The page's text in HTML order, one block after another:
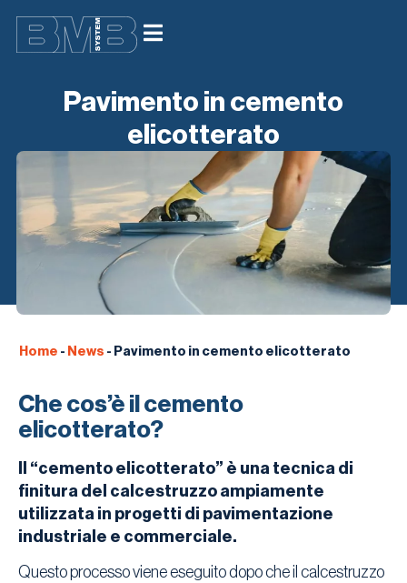
Pavimento in cemento
elicotterato
Home - News - Pavimento in cemento elicotterato
Che cos’è il cemento
elicotterato?
Il “cemento elicotterato” è una tecnica di
finitura del calcestruzzo ampiamente
utilizzata in progetti di pavimentazione
industriale e commerciale.
Questo processo viene eseguito dopo che il calcestruzzo